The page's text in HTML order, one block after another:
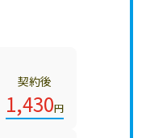
契約後
1,430円